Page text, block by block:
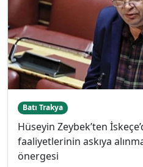
Batı Trakya
Hüseyin Zeybek’ten
faaliyetlerinin askıya
önergesi